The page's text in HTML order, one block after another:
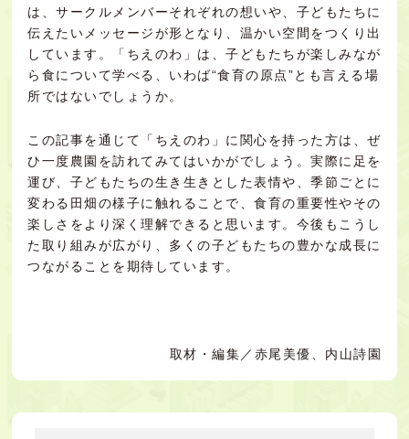
は、サークルメンバーそれぞれの想いや、子どもたちに
伝えたいメッセージが形となり、温かい空間をつくり出
しています。「ちえのわ」は、子どもたちが楽しみなが
ら食について学べる、いわば“食育の原点”とも言える場
所ではないでしょうか。
この記事を通じて「ちえのわ」に関心を持った方は、ぜ
ひ一度農園を訪れてみてはいかがでしょう。実際に足を
運び、子どもたちの生き生きとした表情や、季節ごとに
変わる田畑の様子に触れることで、食育の重要性やその
楽しさをより深く理解できると思います。今後もこうし
た取り組みが広がり、多くの子どもたちの豊かな成長に
つながることを期待しています。
取材・編集／赤尾美優、内山詩園